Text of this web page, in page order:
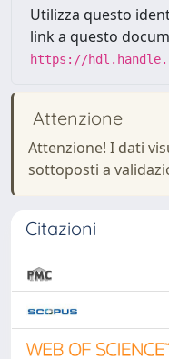
Utilizza questo
link a questo
https://
Attenzione
Attenzione! I dati
sottoposti a
Citazioni